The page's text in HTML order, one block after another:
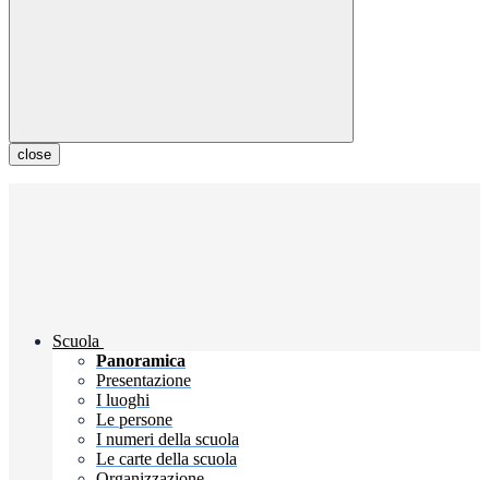
close
Scuola
Panoramica
Presentazione
I luoghi
Le persone
I numeri della scuola
Le carte della scuola